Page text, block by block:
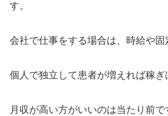
す。
会社で仕事をする場合は、時給や固
個人で独立して患者が増えれば稼ぎ
月収が高い方がいいのは当たり前